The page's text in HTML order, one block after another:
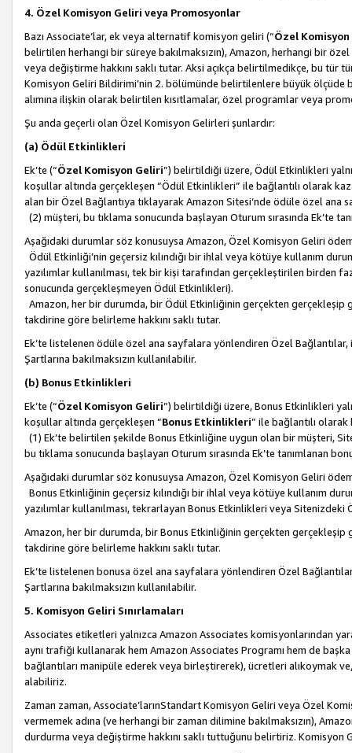
4. Özel Komisyon Geliri veya Promosyonlar
Bazı Associate’lar, ek veya alternatif komisyon geliri (“Özel
belirtilen herhangi bir süreye bakılmaksızın), Amazon, herhangi bir
veya değiştirme hakkını saklı tutar. Aksi açıkça belirtilmedikçe, bu tür
Komisyon Geliri Bildirimi’nin 2. bölümünde belirtilenlere büyük ölçüde
alımına ilişkin olarak belirtilen kısıtlamalar, özel programlar veya
Şu anda geçerli olan Özel Komisyon Gelirleri şunlardır:
(a) Ödül Etkinlikleri
Ek’te (“Özel Komisyon Geliri”) belirtildiği üzere, Ödül Etkinlikleri
koşullar altında gerçekleşen “Ödül Etkinlikleri” ile bağlantılı olarak
alan bir Özel Bağlantıya tıklayarak Amazon Sitesi’nde ödüle özel ana
(2) müşteri, bu tıklama sonucunda başlayan Oturum sırasında Ek’te
Aşağıdaki durumlar söz konusuysa Amazon, Özel Komisyon Geliri
Ödül Etkinliği’nin geçersiz kılındığı bir ihlal veya kötüye kullanım
yazılımlar kullanılması, tek bir kişi tarafından gerçekleştirilen
sonucunda gerçekleşmeyen Ödül Etkinlikleri).
Amazon, her bir durumda, bir Ödül Etkinliğinin gerçekten gerçekleşip
takdirine göre belirleme hakkını saklı tutar.
Ek’te listelenen ödüle özel ana sayfalara yönlendiren Özel
Şartlarına bakılmaksızın kullanılabilir.
(b) Bonus Etkinlikleri
Ek’te (“Özel Komisyon Geliri”) belirtildiği üzere, Bonus Etkinlikleri
koşullar altında gerçekleşen “Bonus Etkinlikleri” ile bağlantılı olarak
(1) Ek’te belirtilen şekilde Bonus Etkinliğine uygun olan bir müşteri,
bu tıklama sonucunda başlayan Oturum sırasında Ek’te tanımlanan
Aşağıdaki durumlar söz konusuysa Amazon, Özel Komisyon Geliri
Bonus Etkinliğinin geçersiz kılındığı bir ihlal veya kötüye kullanım
yazılımlar kullanılması, tekrarlayan Bonus Etkinlikleri veya
Amazon, her bir durumda, bir Bonus Etkinliğinin gerçekten gerçekleşip
takdirine göre belirleme hakkını saklı tutar.
Ek’te listelenen bonusa özel ana sayfalara yönlendiren Özel
Şartlarına bakılmaksızın kullanılabilir.
5. Komisyon Geliri Sınırlamaları
Associates etiketleri yalnızca Amazon Associates komisyonlarından
aynı trafiği kullanarak hem Amazon Associates Programı hem de
bağlantıları manipüle ederek veya birleştirerek), ücretleri alıkoymak
alabiliriz.
Zaman zaman, Associate’larınStandart Komisyon Geliri veya Özel
vermemek adına (ve herhangi bir zaman dilimine bakılmaksızın),
durdurma veya değiştirme hakkını saklı tuttuğunu belirtiriz. Komisyon